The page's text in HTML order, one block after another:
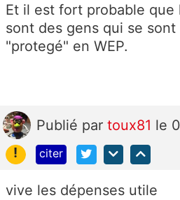
Et il est fort probable que
sont des gens qui se
"protegé" en WEP.
Publié par toux81 le
!
citer
vive les dépenses utile